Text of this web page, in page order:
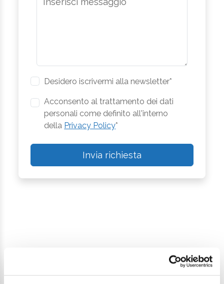
Desidero iscrivermi alla newsletter*
Acconsento al trattamento dei dati
personali come definito all'interno
della Privacy Policy*
Invia richiesta
Continua a esplorare